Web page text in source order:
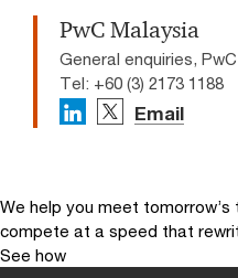
PwC Malaysia
General enquiries,
Tel: +60 (3) 2173 1188
Email
We help you meet tomorrow’s
compete at a speed that
See how